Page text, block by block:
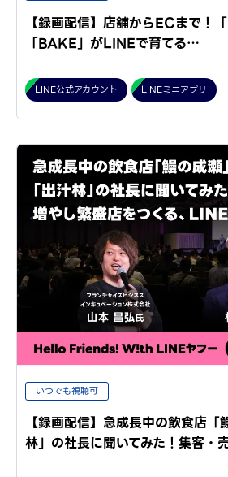
【録画配信】店舗からECまで！
「BAKE」がLINEで育てる…
LINE公式アカウント LINEミニアプリ
いつでも視聴可
【録画配信】急成長中の飲食店
林」の社長に聞いてみた！集客・